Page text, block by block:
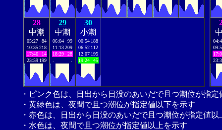
28
中潮
05:27
84
10:35218
17:46
14
23:59 199
29
中潮
06:04
99
11:13209
18:29
28
30
小潮
00:54 188
06:52 112
12:07 195
19:24
45
・ピンク色は、日出から日没のあいだで且つ潮位が指
・黄緑色は、夜間で且つ潮位が指定値以下を示す
・赤色は、日出から日没のあいだで且つ潮位が指定値以
・水色は、夜間で且つ潮位が指定値以上を示す